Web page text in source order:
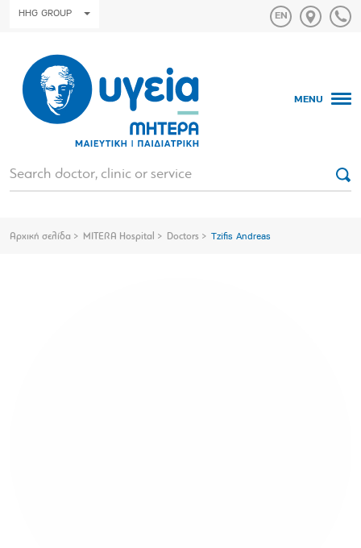
HHG GROUP
MENU
Αρχική σελίδα MITERA Hospital Doctors Tzifis Andreas